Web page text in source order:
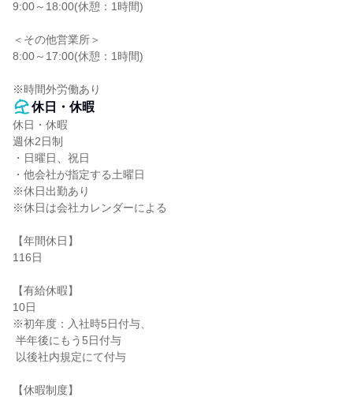
9:00～18:00(休憩：1時間)
＜その他営業所＞
8:00～17:00(休憩：1時間)
※時間外労働あり
休日・休暇
休日・休暇
週休2日制
・日曜日、祝日
・他会社が指定する土曜日
※休日出勤あり
※休日は会社カレンダーによる
【年間休日】
116日
【有給休暇】
10日
※初年度：入社時5日付与、
【休暇制度】